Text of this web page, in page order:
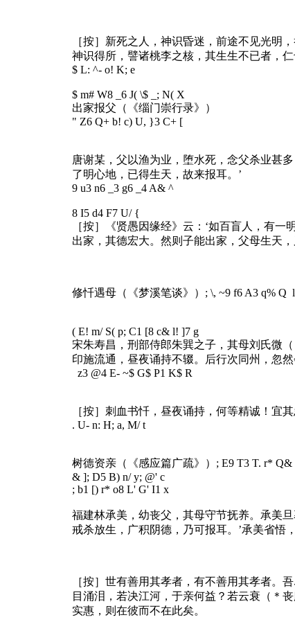
［按］新死之人，神识昏迷，前途不见光明
神识得所，譬诸桃李之核，其生生不已者，
$ L: ^- o! K; e
$ m# W8 _6 J( \$ _; N( X
出家报父（《缁门崇行录》）
" Z6 Q+ b! c) U, }3 C+ [
唐谢某，父以渔为业，堕水死，念父杀业甚
了明心地，已得生天，故来报耳。’
9 u3 n6 _3 g6 _4 A& ^
8 I5 d4 F7 U/ {
［按］《贤愚因缘经》云：‘如百盲人，有
出家，其德宏大。然则子能出家，父母生天，
修忏遇母（《梦溪笔谈》） ; \, ~9 f6 A3 q% Q
( E! m/ S( p; C1 [8 c& l! ]7 g
宋朱寿昌，刑部侍郎朱巽之子，其母刘氏微
印施流通，昼夜诵持不辍。后行次同州，忽
z3 @4 E- ~$ G$ P1 K$ R
［按］刺血书忏，昼夜诵持，何等精诚！宜
. U- n: H; a, M/ t
树德资亲（《感应篇广疏》） ; E9 T3 T. r* Q&
& ]; D5 B) n/ y; @' c
; b1 [) r* o8 L' G' I1 x
福建林承美，幼丧父，其母守节抚养。承美
戒杀放生，广积阴德，乃可报耳。’承美省悟
［按］世有善用其孝者，有不善用其孝者。
目涌泪，若决江河，于亲何益？若云衰（＊
实惠，则在彼而不在此矣。